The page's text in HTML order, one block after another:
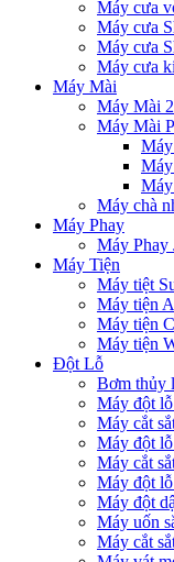
Máy cưa
Máy cưa
Máy cưa
Máy cưa
Máy Mài
Máy Mài
Máy Mài
Máy
Máy chà
Máy Phay
Máy Phay
Máy Tiện
Máy tiệt
Máy tiện
Máy tiện
Máy tiện
Đột Lỗ
Bơm thủy
Máy đột
Máy cắt
Máy đột
Máy cắt
Máy đột
Máy đột
Máy uốn
Máy cắt